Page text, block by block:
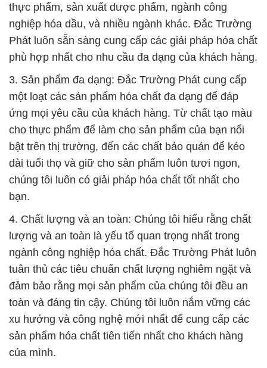
thực phẩm, sản xuất dược phẩm, ngành công
nghiệp hóa dầu, và nhiều ngành khác. Đắc Trường
Phát luôn sẵn sàng cung cấp các giải pháp hóa chất
phù hợp nhất cho nhu cầu đa dạng của khách hàng.
3. Sản phẩm đa dạng: Đắc Trường Phát cung cấp
một loạt các sản phẩm hóa chất đa dạng để đáp
ứng mọi yêu cầu của khách hàng. Từ chất tạo màu
cho thực phẩm để làm cho sản phẩm của bạn nổi
bật trên thị trường, đến các chất bảo quản để kéo
dài tuổi thọ và giữ cho sản phẩm luôn tươi ngon,
chúng tôi luôn có giải pháp hóa chất tốt nhất cho
bạn.
4. Chất lượng và an toàn: Chúng tôi hiểu rằng chất
lượng và an toàn là yếu tố quan trọng nhất trong
ngành công nghiệp hóa chất. Đắc Trường Phát luôn
tuân thủ các tiêu chuẩn chất lượng nghiêm ngặt và
đảm bảo rằng mọi sản phẩm của chúng tôi đều an
toàn và đáng tin cậy. Chúng tôi luôn nắm vững các
xu hướng và công nghệ mới nhất để cung cấp các
sản phẩm hóa chất tiên tiến nhất cho khách hàng
của mình.